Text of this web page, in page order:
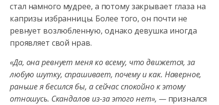
стал намного мудрее, а потому закрывает глаза на
капризы избранницы. Более того, он почти не
ревнует возлюбленную, однако девушка иногда
проявляет свой нрав.
«Да, она ревнует меня ко всему, что движется, за
любую шутку, спрашивает, почему и как. Наверное,
раньше я бесился бы, а сейчас спокойно к этому
отношусь. Скандалов из-за этого нет», — признался